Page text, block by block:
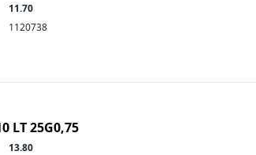
11.70
1120738
LT 25G0,75
13.80